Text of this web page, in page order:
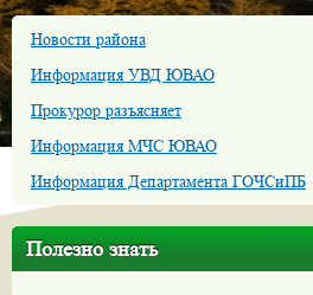
Новости района
Информация УВД ЮВАО
Прокурор разъясняет
Информация МЧС ЮВАО
Информация Департамента ГОЧСиПБ
Полезно знать